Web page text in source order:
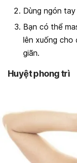
Dùng ngón
Bạn có thể
lên xuống cho
giãn.
Huyệt phong trì